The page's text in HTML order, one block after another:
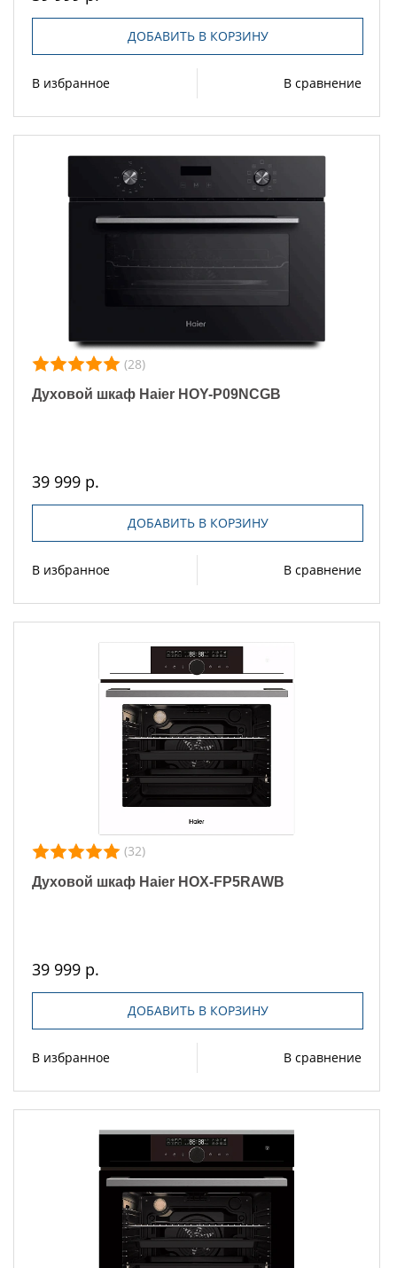
ДОБАВИТЬ В КОРЗИНУ
В избранное В сравнение
(28)
Духовой шкаф Haier HOY-P09NCGB
39 999 р.
ДОБАВИТЬ В КОРЗИНУ
В избранное В сравнение
(32)
Духовой шкаф Haier HOX-FP5RAWB
39 999 р.
ДОБАВИТЬ В КОРЗИНУ
В избранное В сравнение